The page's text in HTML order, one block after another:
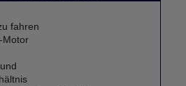
fahren
Motor